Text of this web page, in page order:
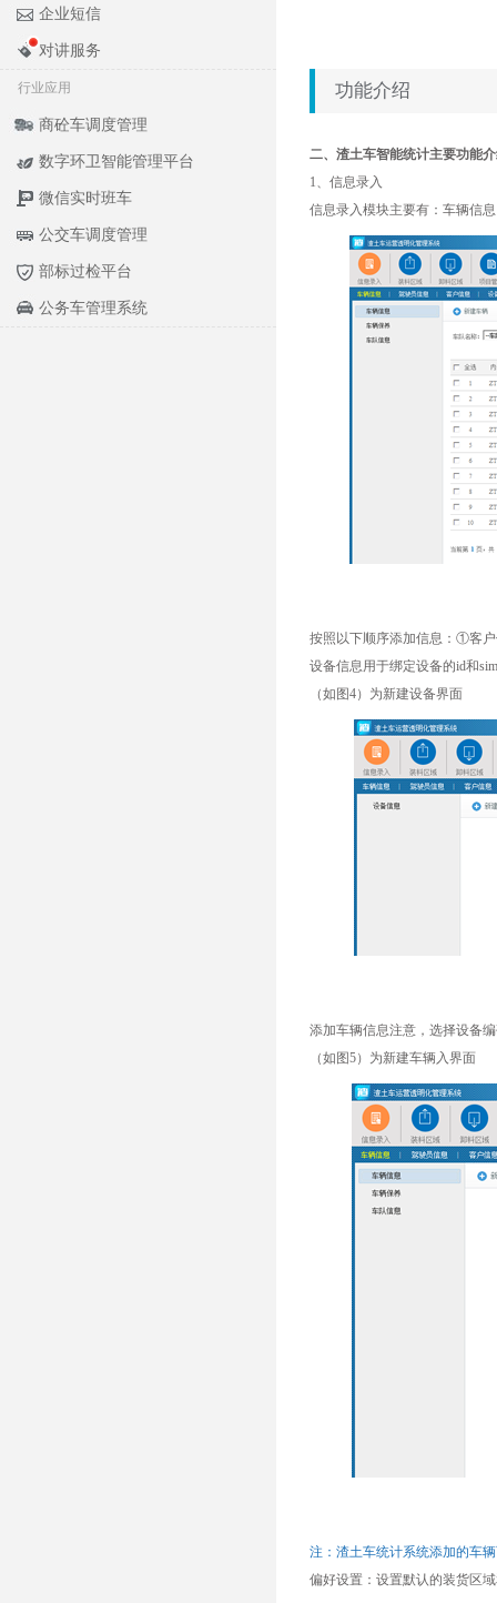
企业短信
对讲服务
行业应用
商砼车调度管理
数字环卫智能管理平台
微信实时班车
公交车调度管理
部标过检平台
公务车管理系统
功能介绍
二、渣土车智能统计主要功能
1、信息录入
信息录入模块主要有：车辆信
按照以下顺序添加信息：①客
设备信息用于绑定设备的id和
（如图4）为新建设备界面
添加车辆信息注意，选择设备
（如图5）为新建车辆入界面
注：渣土车统计系统添加的车
偏好设置：设置默认的装货区